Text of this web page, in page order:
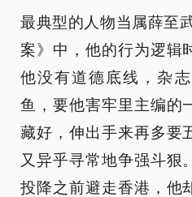
最典型的人物当属薛至
案》中，他的行为逻辑
他没有道德底线，杂
鱼，要他害牢里主编的
藏好，伸出手来再多要
又异乎寻常地争强斗狠
投降之前避走香港，他